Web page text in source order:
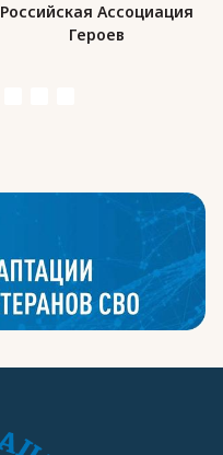
Российская Ассоциация
Героев